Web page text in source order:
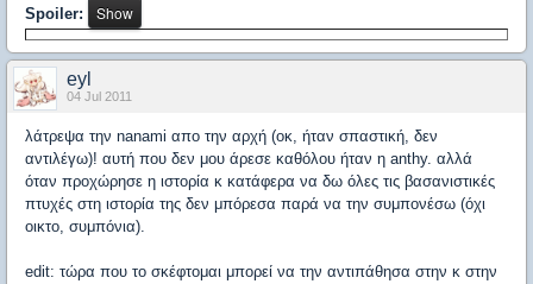
Spoiler:
eyl
04 Jul 2011
λάτρεψα την nanami απο την αρχή (οκ, ήταν σπαστική, δεν
αντιλέγω)! αυτή που δεν μου άρεσε καθόλου ήταν η anthy. αλλά
όταν προχώρησε η ιστορία κ κατάφερα να δω όλες τις βασανιστικές
πτυχές στη ιστορία της δεν μπόρεσα παρά να την συμπονέσω (όχι
οικτο, συμπόνια).
edit: τώρα που το σκέφτομαι μπορεί να την αντιπάθησα στην κ στην